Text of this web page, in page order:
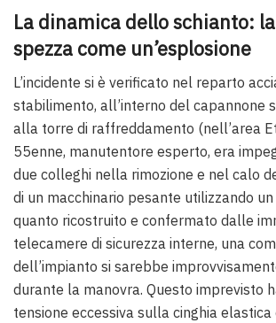
La dinamica dello schianto:
spezza come un’esplosione
L’incidente si è verificato nel reparto
stabilimento, all’interno del capannone
alla torre di raffreddamento (nell’area
55enne, manutentore esperto, era
due colleghi nella rimozione e nel calo
di un macchinario pesante utilizzando un
quanto ricostruito e confermato dalle
telecamere di sicurezza interne, una
dell’impianto si sarebbe
durante la manovra. Questo imprevisto
tensione eccessiva sulla cinghia